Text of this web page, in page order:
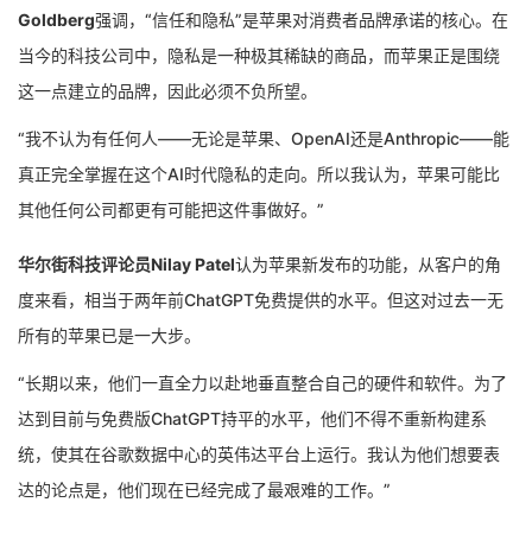
Goldberg强调，“信任和隐私”是苹果对消费者品牌承诺的核心。在
当今的科技公司中，隐私是一种极其稀缺的商品，而苹果正是围绕
这一点建立的品牌，因此必须不负所望。
“我不认为有任何人——无论是苹果、OpenAI还是Anthropic——能
真正完全掌握在这个AI时代隐私的走向。所以我认为，苹果可能比
其他任何公司都更有可能把这件事做好。”
华尔街科技评论员Nilay Patel认为苹果新发布的功能，从客户的角
度来看，相当于两年前ChatGPT免费提供的水平。但这对过去一无
所有的苹果已是一大步。
“长期以来，他们一直全力以赴地垂直整合自己的硬件和软件。为了
达到目前与免费版ChatGPT持平的水平，他们不得不重新构建系
统，使其在谷歌数据中心的英伟达平台上运行。我认为他们想要表
达的论点是，他们现在已经完成了最艰难的工作。”